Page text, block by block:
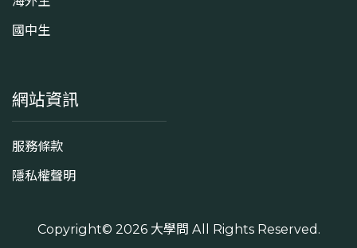
國中生
網站資訊
服務條款
隱私權聲明
Copyright© 2026 大學問 All Rights Reserved.